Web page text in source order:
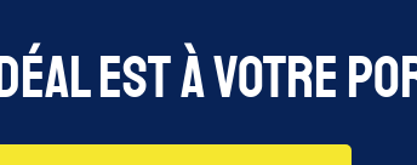
est à votre